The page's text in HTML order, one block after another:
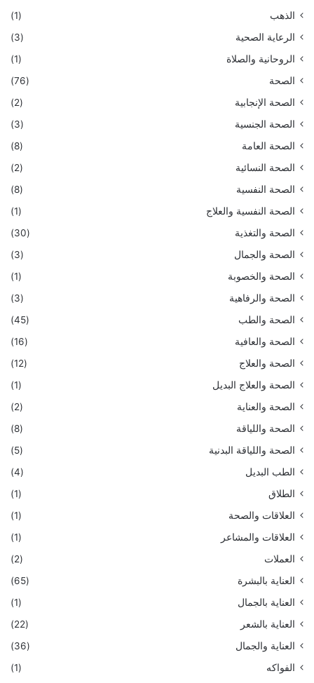
الذهب
(1)
الرعاية الصحية
(3)
الروحانية والصلاة
(1)
الصحة
(76)
الصحة الإنجابية
(2)
الصحة الجنسية
(3)
الصحة العامة
(8)
الصحة النسائية
(2)
الصحة النفسية
(8)
الصحة النفسية والعلاج
(1)
الصحة والتغذية
(30)
الصحة والجمال
(3)
الصحة والخصوبة
(1)
الصحة والرفاهية
(3)
الصحة والطب
(45)
الصحة والعافية
(16)
الصحة والعلاج
(12)
الصحة والعلاج البديل
(1)
الصحة والعناية
(2)
الصحة واللياقة
(8)
الصحة واللياقة البدنية
(5)
الطب البديل
(4)
الطلاق
(1)
العلاقات والصحة
(1)
العلاقات والمشاعر
(1)
العملات
(2)
العناية بالبشرة
(65)
العناية بالجمال
(1)
العناية بالشعر
(22)
العناية والجمال
(36)
الفواكه
(1)